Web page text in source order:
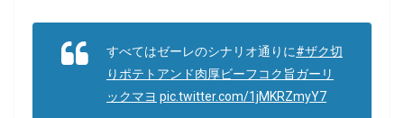
すべてはゼーレのシナリオ通りに#ザク切
りポテトアンド肉厚ビーフコク旨ガーリ
ックマヨ pic.twitter.com/1jMKRZmyY7